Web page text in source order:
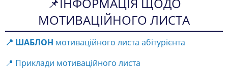
МОТИВАЦІЙНОГО ЛИСТА
📍 ШАБЛОН мотиваційного листа абітурієнта
📍 Приклади мотиваційного листа